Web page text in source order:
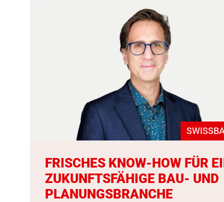
FRISCHES KNOW-HOW FÜR
ZUKUNFTSFÄHIGE BAU- UND
PLANUNGSBRANCHE